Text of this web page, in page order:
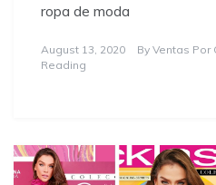
ropa de moda
August 13, 2020 By Ventas Por
Reading